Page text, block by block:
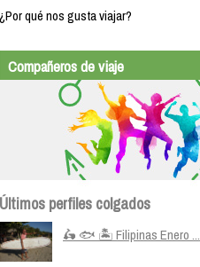
¿Por qué nos gusta viajar?
Compañeros de viaje
Últimos perfiles colgados
🛵 🐟 🏝️ Filipinas Enero ...